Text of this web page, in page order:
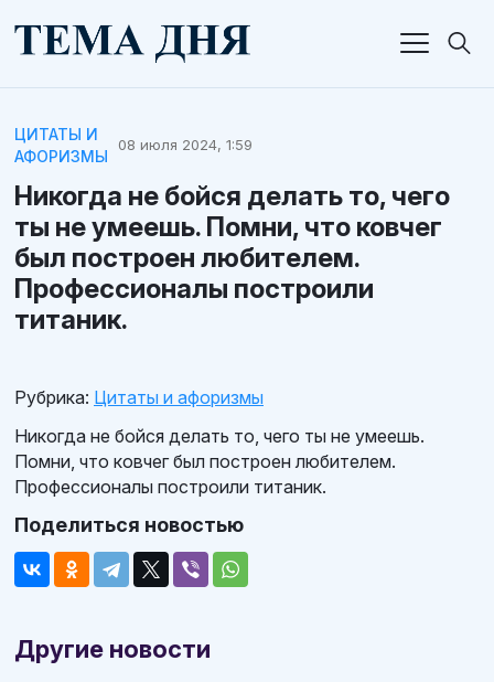
ЦИТАТЫ И
АФОРИЗМЫ
08 июля 2024, 1:59
Никогда не бойся делать то, чего
ты не умеешь. Помни, что ковчег
был построен любителем.
Профессионалы построили
титаник.
Рубрика: Цитаты и афоризмы
Никогда не бойся делать то, чего ты не умеешь.
Помни, что ковчег был построен любителем.
Профессионалы построили титаник.
Поделиться новостью
Другие новости